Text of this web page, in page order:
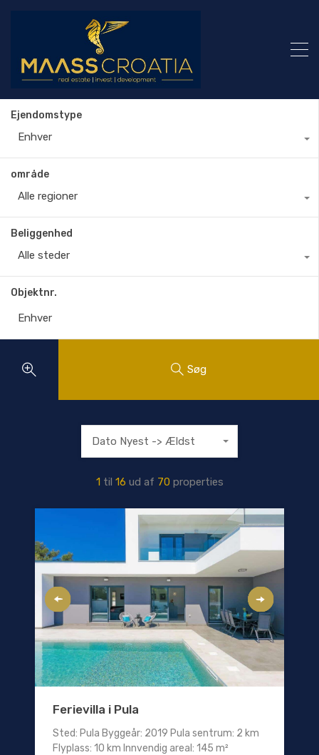
Ejendomstype
Enhver
område
Alle regioner
Beliggenhed
Alle steder
Objektnr.
Søg
1 til 16 ud af 70 properties
Dato Nyest -> Ældst
Ferievilla i Pula
Sted: Pula Byggeår: 2019 Pula sentrum: 2 km
Flyplass: 10 km Innvendig areal: 145 m²